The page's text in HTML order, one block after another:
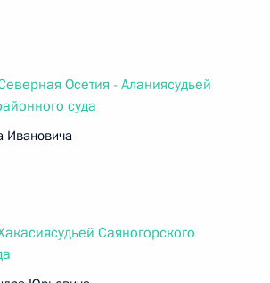
Осетия - Аланиясудьей
суда
Ивановича
Саяногорского